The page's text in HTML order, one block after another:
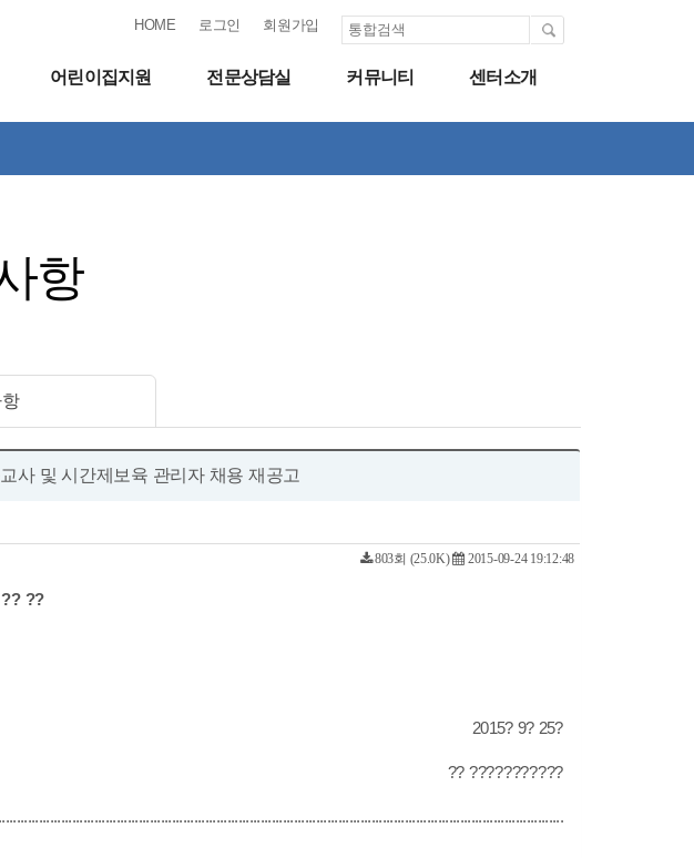
HOME 로그인 회원가입
어린이집지원 전문상담실 커뮤니티 센터소개
항
사 및 시간제보육 관리자 채용 재공고
803회 (25.0K) 2015-09-24 19:12:48
??
2015? 9? 25?
?? ???????????
.........................................................................................................................................................